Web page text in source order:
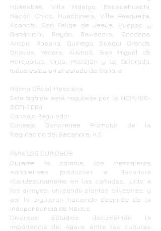
Huásabas, Villa Hidalgo, Bacadehuachi,
Nácori Chico, Huachinera, Villa Pesqueira,
Aconchi, San Felipe de Jesús, Huépac y
Banámichi, Rayón, Baviácora, Opodepe,
Arizpe, Rosario, Quiriego, Suaqui Grande,
Onavas, Yécora, Alamos, San Miguel de
Horcasitas, Ures, Mazatán y La Colorada,
todos estos en el estado de Sonora.
Norma Oficial Mexicana
Esta bebida está regulada por la NOM-168-
SCFI-2004.
Consejo Regulador
Consejo Sonorense Promotor de la
Regulación del Bacanora, A.C.
PARA LOS CURIOSOS
Durante la colonia, los mezcaleros
sonorenses producían el Bacanora
clandestinamente en las cañadas, junto a
los arroyos, utilizando plantas silvestres, y
así lo siguieron haciendo después de la
independencia de México.
Diversos estudios documentan la
importancia del Agave entre las culturas